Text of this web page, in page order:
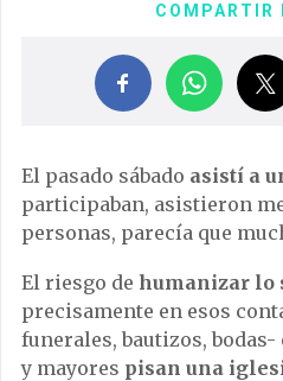
COMPARTIR
El pasado sábado asistí a
participaban, asistieron
personas, parecía que
El riesgo de humanizar lo
precisamente en esos
funerales, bautizos,
y mayores pisan una